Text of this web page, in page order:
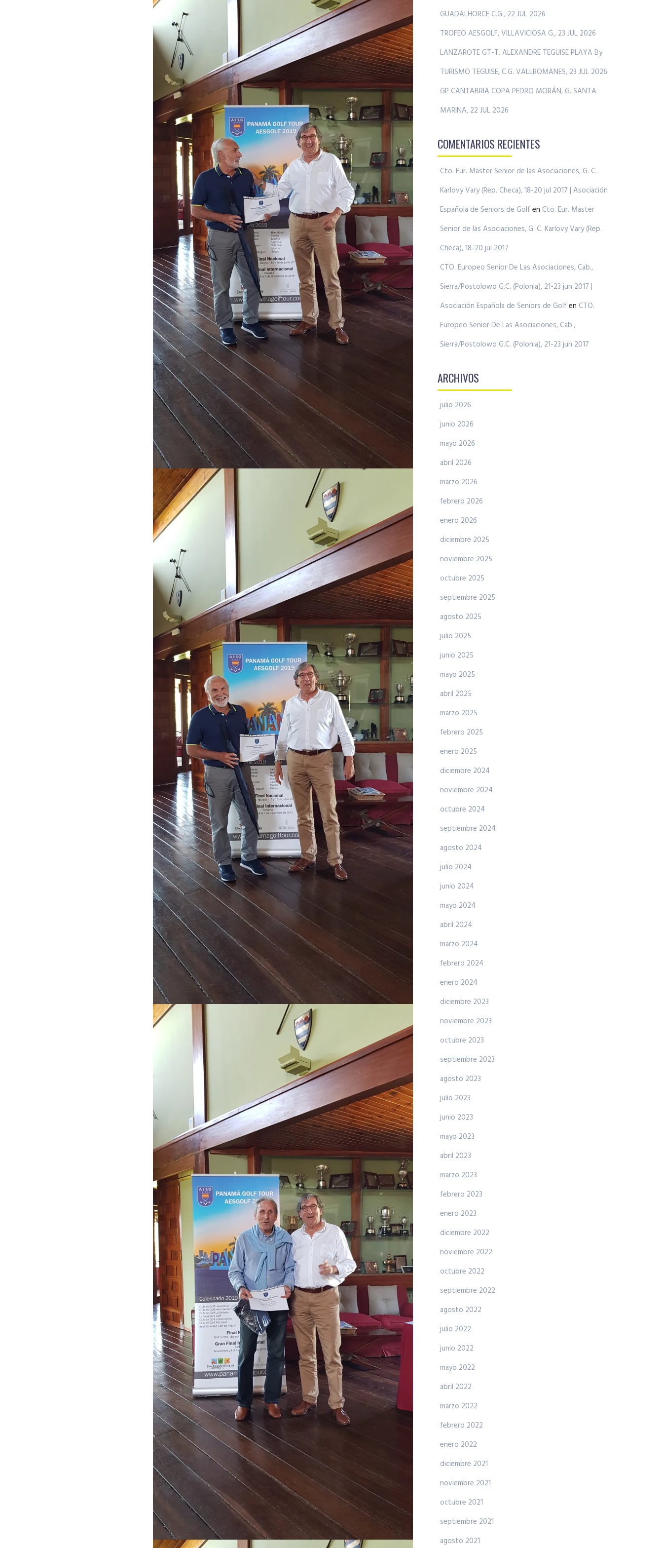
GUADALHORCE C.G., 22 JUL 2026
TROFEO AESGOLF, VILLAVICIOSA G., 23 JUL 2026
LANZAROTE GT-T. ALEXANDRE TEGUISE PLAYA By
TURISMO TEGUISE, C.G. VALLROMANES, 23 JUL 2026
GP CANTABRIA COPA PEDRO MORÁN, G. SANTA
MARINA, 22 JUL 2026
COMENTARIOS RECIENTES
Cto. Eur. Master Senior de las Asociaciones, G. C.
Karlovy Vary (Rep. Checa), 18-20 jul 2017 | Asociación
Española de Seniors de Golf en Cto. Eur. Master
Senior de las Asociaciones, G. C. Karlovy Vary (Rep.
Checa), 18-20 jul 2017
CTO. Europeo Senior De Las Asociaciones, Cab.,
Sierra/Postolowo G.C. (Polonia), 21-23 jun 2017 |
Asociación Española de Seniors de Golf en CTO.
Europeo Senior De Las Asociaciones, Cab.,
Sierra/Postolowo G.C. (Polonia), 21-23 jun 2017
ARCHIVOS
julio 2026
junio 2026
mayo 2026
abril 2026
marzo 2026
febrero 2026
enero 2026
diciembre 2025
noviembre 2025
octubre 2025
septiembre 2025
agosto 2025
julio 2025
junio 2025
mayo 2025
abril 2025
marzo 2025
febrero 2025
enero 2025
diciembre 2024
noviembre 2024
octubre 2024
septiembre 2024
agosto 2024
julio 2024
junio 2024
mayo 2024
abril 2024
marzo 2024
febrero 2024
enero 2024
diciembre 2023
noviembre 2023
octubre 2023
septiembre 2023
agosto 2023
julio 2023
junio 2023
mayo 2023
abril 2023
marzo 2023
febrero 2023
enero 2023
diciembre 2022
noviembre 2022
octubre 2022
septiembre 2022
agosto 2022
julio 2022
junio 2022
mayo 2022
abril 2022
marzo 2022
febrero 2022
enero 2022
diciembre 2021
noviembre 2021
octubre 2021
septiembre 2021
agosto 2021